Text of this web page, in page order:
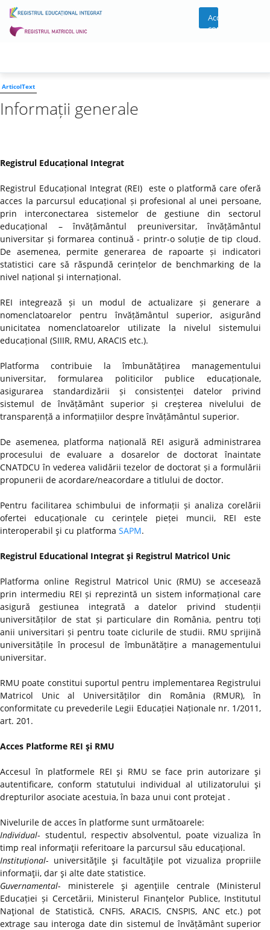
Acces
cont
ArticolText
Informații generale
Registrul Educațional Integrat
Registrul Educațional Integrat (REI) este o platformă care oferă
acces la parcursul educațional și profesional al unei persoane,
prin interconectarea sistemelor de gestiune din sectorul
educațional – învățământul preuniversitar, învățământul
universitar și formarea continuă - printr-o soluție de tip cloud.
De asemenea, permite generarea de rapoarte și indicatori
statistici care să răspundă cerințelor de benchmarking de la
nivel național și internațional.
REI integrează și un modul de actualizare și generare a
nomenclatoarelor pentru învățământul superior, asigurând
unicitatea nomenclatoarelor utilizate la nivelul sistemului
educațional (SIIIR, RMU, ARACIS etc.).
Platforma contribuie la îmbunătățirea managementului
universitar, formularea politicilor publice educaționale,
asigurarea standardizării și consistenței datelor privind
sistemul de învățământ superior și creşterea nivelului de
transparență a informațiilor despre învățământul superior.
De asemenea, platforma națională REI asigură administrarea
procesului de evaluare a dosarelor de doctorat înaintate
CNATDCU în vederea validării tezelor de doctorat și a formulării
propunerii de acordare/neacordare a titlului de doctor.
Pentru facilitarea schimbului de informații și analiza corelării
ofertei educaționale cu cerințele pieței muncii, REI este
interoperabil şi cu platforma SAPM.
Registrul Educational Integrat şi Registrul Matricol Unic
Platforma online Registrul Matricol Unic (RMU) se accesează
prin intermediu REI și reprezintă un sistem informațional care
asigură gestiunea integrată a datelor privind studenții
universităților de stat și particulare din România, pentru toți
anii universitari și pentru toate ciclurile de studii. RMU sprijină
universitățile în procesul de îmbunătățire a managementului
universitar.
RMU poate constitui suportul pentru implementarea Registrului
Matricol Unic al Universităților din România (RMUR), în
conformitate cu prevederile Legii Educației Naționale nr. 1/2011,
art. 201.
Acces Platforme REI şi RMU
Accesul în platformele REI şi RMU se face prin autorizare şi
autentificare, conform statutului individual al utilizatorului şi
drepturilor asociate acestuia, în baza unui cont protejat .
Nivelurile de acces în platforme sunt următoarele:
Individual- studentul, respectiv absolventul, poate vizualiza în
timp real informaţii referitoare la parcursul său educaţional.
Instituțional- universităţile şi facultăţile pot vizualiza propriile
informaţii, dar şi alte date statistice.
Guvernamental- ministerele şi agenţiile centrale (Ministerul
Educației și Cercetării, Ministerul Finanţelor Publice, Institutul
Naţional de Statistică, CNFIS, ARACIS, CNSPIS, ANC etc.) pot
extrage sau interoga date din sistemul de învățământ superior